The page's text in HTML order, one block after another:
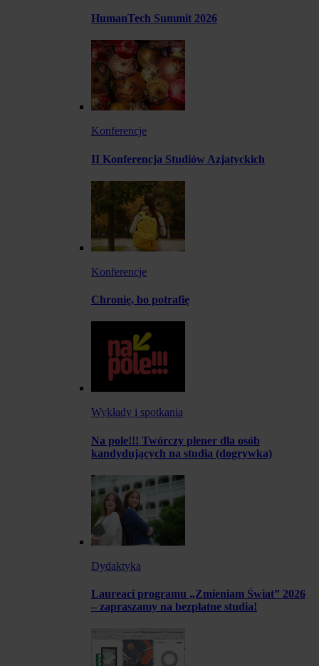
HumanTech Summit 2026
Konferencje
II Konferencja Studiów Azjatyckich
Konferencje
Chronię, bo potrafię
Wykłady i spotkania
Na pole!!! Twórczy plener dla osób
kandydujących na studia (dogrywka)
Dydaktyka
Laureaci programu „Zmieniam Świat” 2026
– zapraszamy na bezpłatne studia!